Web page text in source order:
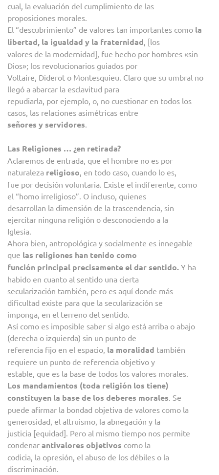
cual, la evaluación del cumplimiento de las
proposiciones morales.
El “descubrimiento” de valores tan importantes como la
libertad, la igualdad y la fraternidad, [los
valores de la modernidad], fue hecho por hombres «sin
Dios»; los revolucionarios guiados por
Voltaire, Diderot o Montesquieu. Claro que su umbral no
llegó a abarcar la esclavitud para
repudiarla, por ejemplo, o, no cuestionar en todos los
casos, las relaciones asimétricas entre
señores y servidores.
Las Religiones … ¿en retirada?
Aclaremos de entrada, que el hombre no es por
naturaleza religioso, en todo caso, cuando lo es,
fue por decisión voluntaria. Existe el indiferente, como
el “homo irreligioso”. O incluso, quienes
desarrollan la dimensión de la trascendencia, sin
ejercitar ninguna religión o desconociendo a la
Iglesia.
Ahora bien, antropológica y socialmente es innegable
que las religiones han tenido como
función principal precisamente el dar sentido. Y ha
habido en cuanto al sentido una cierta
secularización también, pero es aquí donde más
dificultad existe para que la secularización se
imponga, en el terreno del sentido.
Así como es imposible saber si algo está arriba o abajo
(derecha o izquierda) sin un punto de
referencia fijo en el espacio, la moralidad también
requiere un punto de referencia objetivo y
estable, que es la base de todos los valores morales.
Los mandamientos (toda religión los tiene)
constituyen la base de los deberes morales. Se
puede afirmar la bondad objetiva de valores como la
generosidad, el altruismo, la abnegación y la
justicia [equidad]. Pero al mismo tiempo nos permite
condenar antivalores objetivos como la
codicia, la opresión, el abuso de los débiles o la
discriminación.